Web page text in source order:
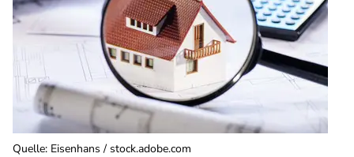
Quelle: Eisenhans / stock.adobe.com